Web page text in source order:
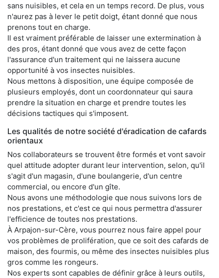
sans nuisibles, et cela en un temps record. De plus, vous
n'aurez pas à lever le petit doigt, étant donné que nous
prenons tout en charge.
Il est vraiment préférable de laisser une extermination à
des pros, étant donné que vous avez de cette façon
l'assurance d'un traitement qui ne laissera aucune
opportunité à vos insectes nuisibles.
Nous mettons à disposition, une équipe composée de
plusieurs employés, dont un coordonnateur qui saura
prendre la situation en charge et prendre toutes les
décisions tactiques qui s'imposent.
Les qualités de notre société d'éradication de cafards
orientaux
Nos collaborateurs se trouvent être formés et vont savoir
quel attitude adopter durant leur intervention, selon, qu'il
s'agit d'un magasin, d'une boulangerie, d'un centre
commercial, ou encore d'un gîte.
Nous avons une méthodologie que nous suivons lors de
nos prestations, et c'est ce qui nous permettra d'assurer
l'efficience de toutes nos prestations.
À Arpajon-sur-Cère, vous pourrez nous faire appel pour
vos problèmes de prolifération, que ce soit des cafards de
maison, des fourmis, ou même des insectes nuisibles plus
gros comme les rongeurs.
Nos experts sont capables de définir grâce à leurs outils,